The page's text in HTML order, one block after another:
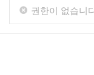
권한이 없습니